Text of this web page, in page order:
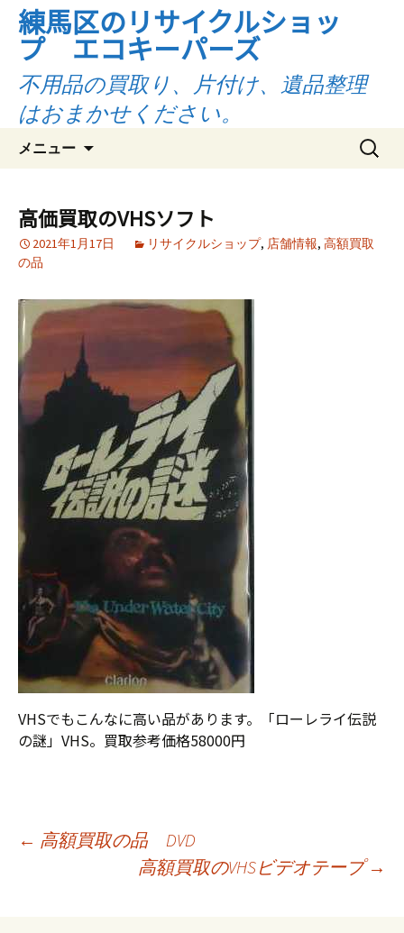
練馬区のリサイクルショッ
プ エコキーパーズ
不用品の買取り、片付け、遺品整理
はおまかせください。
メニュー
ツ
へ
ッ
検
索:
高価買取のVHSソフト
2021年1月17日 リサイクルショップ, 店舗情報, 高額買取
の品
VHSでもこんなに高い品があります。「ローレライ伝説
の謎」VHS。買取参考価格58000円
投
← 高額買取の品 DVD
高額買取のVHSビデオテープ→